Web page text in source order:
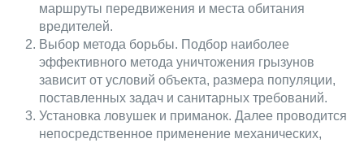
маршруты передвижения и места обитания
вредителей.
Выбор метода борьбы. Подбор наиболее
эффективного метода уничтожения грызунов
зависит от условий объекта, размера популяции,
поставленных задач и санитарных требований.
Установка ловушек и приманок. Далее проводится
непосредственное применение механических,